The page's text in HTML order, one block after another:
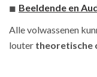
Beeldende en
Alle volwassenen
louter theoretische